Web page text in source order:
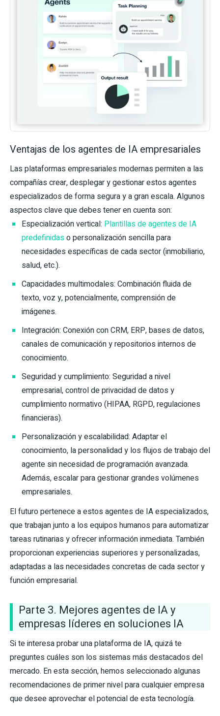
Ventajas de los agentes de IA empresariales
Las plataformas empresariales modernas permiten a las
compañías crear, desplegar y gestionar estos agentes
especializados de forma segura y a gran escala. Algunos
aspectos clave que debes tener en cuenta son:
Especialización vertical: Plantillas de agentes de IA
predefinidaso personalización sencilla para
necesidades específicas de cada sector (inmobiliario,
salud, etc.).
Capacidades multimodales: Combinación fluida de
texto, voz y, potencialmente, comprensión de
imágenes.
Integración: Conexión con CRM, ERP, bases de datos,
canales de comunicación y repositorios internos de
conocimiento.
Seguridad y cumplimiento: Seguridad a nivel
empresarial, control de privacidad de datos y
cumplimiento normativo (HIPAA, RGPD, regulaciones
financieras).
Personalización y escalabilidad: Adaptar el
conocimiento, la personalidad y los flujos de trabajo del
agente sin necesidad de programación avanzada.
Además, escalar para gestionar grandes volúmenes
empresariales.
El futuro pertenece a estos agentes de IA especializados,
que trabajan junto a los equipos humanos para automatizar
tareas rutinarias y ofrecer información inmediata. También
proporcionan experiencias superiores y personalizadas,
adaptadas a las necesidades concretas de cada sector y
función empresarial.
Parte 3. Mejores agentes de IA y
empresas líderes en soluciones IA
Si te interesa probar una plataforma de IA, quizá te
preguntes cuáles son los sistemas más destacados del
mercado. En esta sección, hemos seleccionado algunas
recomendaciones de primer nivel para cualquier empresa
que desee aprovechar el potencial de esta tecnología.